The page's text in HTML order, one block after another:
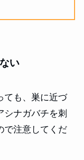
い
ても、巣に近づ
シナガバチを刺
で注意してくだ